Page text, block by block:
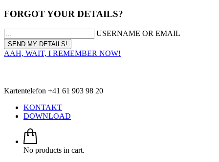
FORGOT YOUR DETAILS?
USERNAME OR EMAIL
AAH, WAIT, I REMEMBER NOW!
Kartentelefon +41 61 903 98 20
KONTAKT
DOWNLOAD
No products in cart.